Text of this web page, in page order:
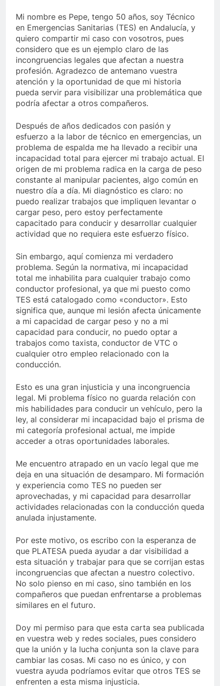
Mi nombre es Pepe, tengo 50 años, soy Técnico
en Emergencias Sanitarias (TES) en Andalucía, y
quiero compartir mi caso con vosotros, pues
considero que es un ejemplo claro de las
incongruencias legales que afectan a nuestra
profesión. Agradezco de antemano vuestra
atención y la oportunidad de que mi historia
pueda servir para visibilizar una problemática que
podría afectar a otros compañeros.
Después de años dedicados con pasión y
esfuerzo a la labor de técnico en emergencias, un
problema de espalda me ha llevado a recibir una
incapacidad total para ejercer mi trabajo actual. El
origen de mi problema radica en la carga de peso
constante al manipular pacientes, algo común en
nuestro día a día. Mi diagnóstico es claro: no
puedo realizar trabajos que impliquen levantar o
cargar peso, pero estoy perfectamente
capacitado para conducir y desarrollar cualquier
actividad que no requiera este esfuerzo físico.
Sin embargo, aquí comienza mi verdadero
problema. Según la normativa, mi incapacidad
total me inhabilita para cualquier trabajo como
conductor profesional, ya que mi puesto como
TES está catalogado como «conductor». Esto
significa que, aunque mi lesión afecta únicamente
a mi capacidad de cargar peso y no a mi
capacidad para conducir, no puedo optar a
trabajos como taxista, conductor de VTC o
cualquier otro empleo relacionado con la
conducción.
Esto es una gran injusticia y una incongruencia
legal. Mi problema físico no guarda relación con
mis habilidades para conducir un vehículo, pero la
ley, al considerar mi incapacidad bajo el prisma de
mi categoría profesional actual, me impide
acceder a otras oportunidades laborales.
Me encuentro atrapado en un vacío legal que me
deja en una situación de desamparo. Mi formación
y experiencia como TES no pueden ser
aprovechadas, y mi capacidad para desarrollar
actividades relacionadas con la conducción queda
anulada injustamente.
Por este motivo, os escribo con la esperanza de
que PLATESA pueda ayudar a dar visibilidad a
esta situación y trabajar para que se corrijan estas
incongruencias que afectan a nuestro colectivo.
No solo pienso en mi caso, sino también en los
compañeros que puedan enfrentarse a problemas
similares en el futuro.
Doy mi permiso para que esta carta sea publicada
en vuestra web y redes sociales, pues considero
que la unión y la lucha conjunta son la clave para
cambiar las cosas. Mi caso no es único, y con
vuestra ayuda podríamos evitar que otros TES se
enfrenten a esta misma injusticia.